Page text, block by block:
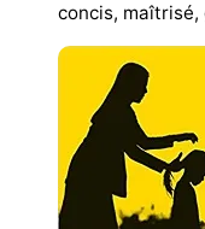
concis,